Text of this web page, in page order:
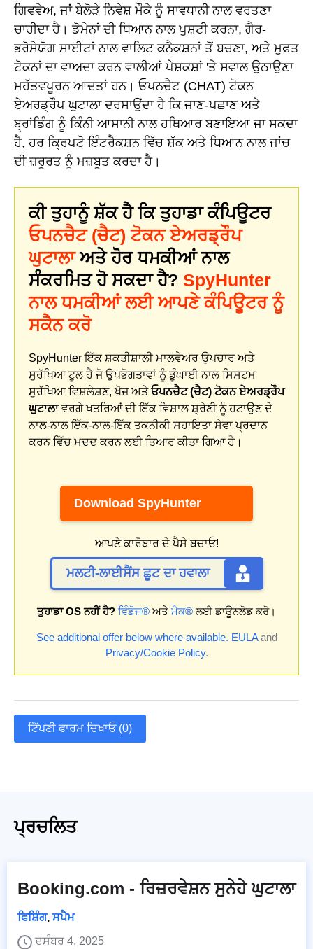
ਗਿਵਵੇਅ, ਜਾਂ ਬੇਲੋੜੇ ਨਿਵੇਸ਼ ਮੌਕੇ ਨੂੰ ਸਾਵਧਾਨੀ ਨਾਲ ਵਰਤਣਾ
ਚਾਹੀਦਾ ਹੈ। ਡੋਮੇਨਾਂ ਦੀ ਧਿਆਨ ਨਾਲ ਪੁਸ਼ਟੀ ਕਰਨਾ, ਗੈਰ-
ਭਰੋਸੇਯੋਗ ਸਾਈਟਾਂ ਨਾਲ ਵਾਲਿਟ ਕਨੈਕਸ਼ਨਾਂ ਤੋਂ ਬਚਣਾ, ਅਤੇ ਮੁਫਤ
ਟੋਕਨਾਂ ਦਾ ਵਾਅਦਾ ਕਰਨ ਵਾਲੀਆਂ ਪੇਸ਼ਕਸ਼ਾਂ 'ਤੇ ਸਵਾਲ ਉਠਾਉਣਾ
ਮਹੱਤਵਪੂਰਨ ਆਦਤਾਂ ਹਨ। ਓਪਨਚੈਟ (CHAT) ਟੋਕਨ
ਏਅਰਡ੍ਰੌਪ ਘੁਟਾਲਾ ਦਰਸਾਉਂਦਾ ਹੈ ਕਿ ਜਾਣ-ਪਛਾਣ ਅਤੇ
ਬ੍ਰਾਂਡਿੰਗ ਨੂੰ ਕਿੰਨੀ ਆਸਾਨੀ ਨਾਲ ਹਥਿਆਰ ਬਣਾਇਆ ਜਾ ਸਕਦਾ
ਹੈ, ਹਰ ਕ੍ਰਿਪਟੋ ਇੰਟਰੈਕਸ਼ਨ ਵਿੱਚ ਸ਼ੱਕ ਅਤੇ ਧਿਆਨ ਨਾਲ ਜਾਂਚ
ਦੀ ਜ਼ਰੂਰਤ ਨੂੰ ਮਜ਼ਬੂਤ ਕਰਦਾ ਹੈ।
ਕੀ ਤੁਹਾਨੂੰ ਸ਼ੱਕ ਹੈ ਕਿ ਤੁਹਾਡਾ ਕੰਪਿਊਟਰ
ਓਪਨਚੈਟ (ਚੈਟ) ਟੋਕਨ ਏਅਰਡ੍ਰੌਪ
ਘੁਟਾਲਾਅਤੇ ਹੋਰ ਧਮਕੀਆਂ ਨਾਲ
ਸੰਕਰਮਿਤ ਹੋ ਸਕਦਾ ਹੈ? SpyHunter
ਨਾਲ ਧਮਕੀਆਂ ਲਈ ਆਪਣੇ ਕੰਪਿਊਟਰ ਨੂੰ
ਸਕੈਨ ਕਰੋ
SpyHunter ਇੱਕ ਸ਼ਕਤੀਸ਼ਾਲੀ ਮਾਲਵੇਅਰ ਉਪਚਾਰ ਅਤੇ
ਸੁਰੱਖਿਆ ਟੂਲ ਹੈ ਜੋ ਉਪਭੋਗਤਾਵਾਂ ਨੂੰ ਡੂੰਘਾਈ ਨਾਲ ਸਿਸਟਮ
ਸੁਰੱਖਿਆ ਵਿਸ਼ਲੇਸ਼ਣ, ਖੋਜ ਅਤੇਓਪਨਚੈਟ (ਚੈਟ) ਟੋਕਨ ਏਅਰਡ੍ਰੌਪ
ਘੁਟਾਲਾਵਰਗੇ ਖਤਰਿਆਂ ਦੀ ਇੱਕ ਵਿਸ਼ਾਲ ਸ਼੍ਰੇਣੀ ਨੂੰ ਹਟਾਉਣ ਦੇ
ਨਾਲ-ਨਾਲ ਇੱਕ-ਨਾਲ-ਇੱਕ ਤਕਨੀਕੀ ਸਹਾਇਤਾ ਸੇਵਾ ਪ੍ਰਦਾਨ
ਕਰਨ ਵਿੱਚ ਮਦਦ ਕਰਨ ਲਈ ਤਿਆਰ ਕੀਤਾ ਗਿਆ ਹੈ।
Download SpyHunter
ਆਪਣੇ ਕਾਰੋਬਾਰ ਦੇ ਪੈਸੇ ਬਚਾਓ!
ਮਲਟੀ-ਲਾਈਸੈਂਸ ਛੂਟ ਦਾ ਹਵਾਲਾ
ਤੁਹਾਡਾ OS ਨਹੀਂ ਹੈ? ਵਿੰਡੋਜ਼® ਅਤੇ ਮੈਕ® ਲਈ ਡਾਊਨਲੋਡ ਕਰੋ।
See additional offer below where available. EULAand
Privacy/Cookie Policy.
ਟਿੱਪਣੀ ਫਾਰਮ ਦਿਖਾਓ (0)
ਪ੍ਰਚਲਿਤ
Booking.com - ਰਿਜ਼ਰਵੇਸ਼ਨ ਸੁਨੇਹੇ ਘੁਟਾਲਾ
ਫਿਸ਼ਿੰਗ, ਸਪੈਮ
ਦਸੰਬਰ 4, 2025